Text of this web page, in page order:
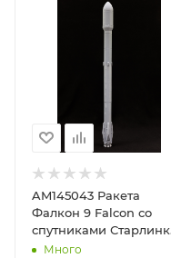
AM145043 Ракета
Фалкон 9 Falcon со
спутниками Старлинк
Arma Models, 1/144
Много